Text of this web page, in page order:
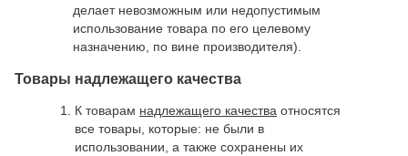
делает невозможным или недопустимым
использование товара по его целевому
назначению, по вине производителя).
Товары надлежащего качества
К товарам надлежащего качества относятся
все товары, которые: не были в
использовании, а также сохранены их